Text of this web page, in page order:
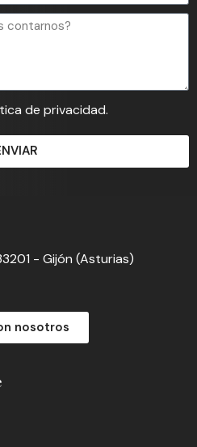
de privacidad.
- Gijón (Asturias)
nosotros